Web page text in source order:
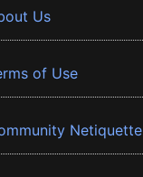
Us
of Use
Netiquette